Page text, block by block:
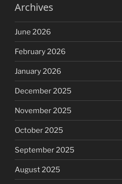
Archives
June 2026
February 2026
January 2026
December 2025
November 2025
October 2025
September 2025
August 2025